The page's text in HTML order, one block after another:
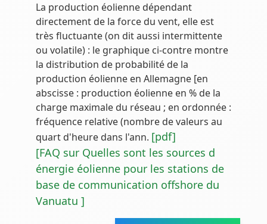
La production éolienne dépendant
directement de la force du vent, elle est
très fluctuante (on dit aussi intermittente
ou volatile) : le graphique ci-contre montre
la distribution de probabilité de la
production éolienne en Allemagne [en
abscisse : production éolienne en % de la
charge maximale du réseau ; en ordonnée :
fréquence relative (nombre de valeurs au
quart d'heure dans l'ann. [pdf]
[FAQ sur Quelles sont les sources d
énergie éolienne pour les stations de
base de communication offshore du
Vanuatu ]